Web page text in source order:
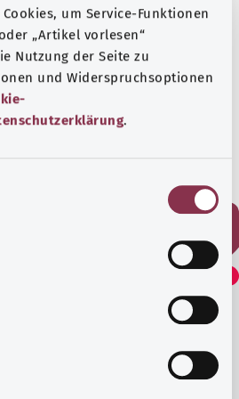
um Service-Funktionen
„Artikel vorlesen“
Nutzung der Seite zu
und Widerspruchsoptionen
.
mit dem Institut für Qualität
im Gesundheitswesen
diesen Artikel